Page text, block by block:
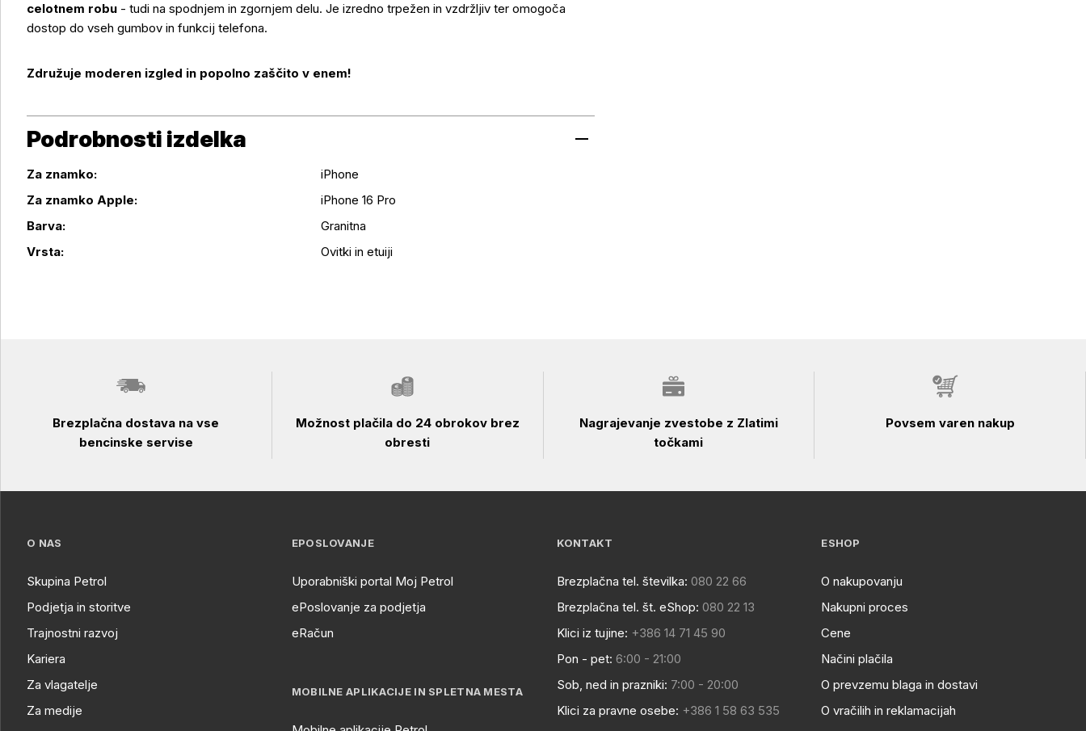
celotnem robu - tudi na spodnjem in zgornjem delu. Je izredno trpežen in vzdržljiv ter omogoča
dostop do vseh gumbov in funkcij telefona.
Združuje moderen izgled in popolno zaščito v enem!
Podrobnosti izdelka
Podrobnosti izdelka
Za znamko:
iPhone
Za znamko Apple:
iPhone 16 Pro
Barva:
Granitna
Vrsta:
Ovitki in etuiji
Brezplačna dostava na vse
bencinske servise
Možnost plačila do 24 obrokov brez
obresti
Nagrajevanje zvestobe z Zlatimi
točkami
Povsem varen nakup
O NAS
Skupina Petrol
Podjetja in storitve
Trajnostni razvoj
Kariera
Za vlagatelje
Za medije
EPOSLOVANJE
Uporabniški portal Moj Petrol
ePoslovanje za podjetja
eRačun
MOBILNE APLIKACIJE IN SPLETNA MESTA
KONTAKT
Brezplačna tel. številka: 080 22 66
Brezplačna tel. št. eShop: 080 22 13
Klici iz tujine: +386 14 71 45 90
Pon - pet: 6:00 - 21:00
Sob, ned in prazniki: 7:00 - 20:00
Klici za pravne osebe: +386 1 58 63 535
ESHOP
O nakupovanju
Nakupni proces
Cene
Načini plačila
O prevzemu blaga in dostavi
O vračilih in reklamacijah